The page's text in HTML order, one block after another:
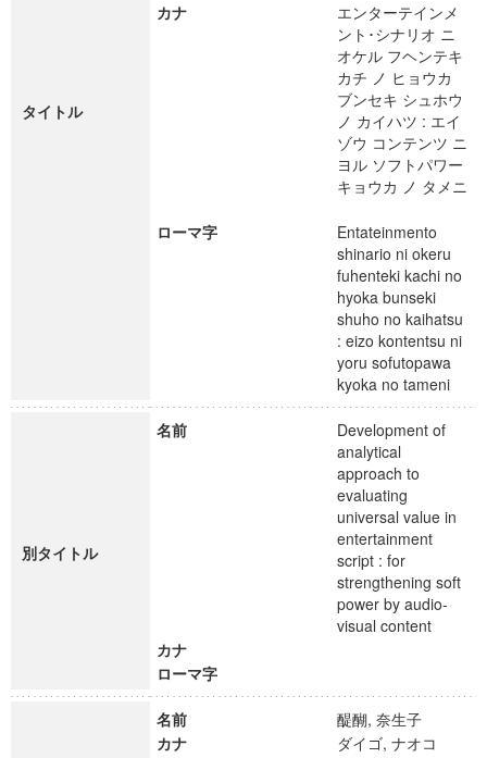
タイトル
カナ
エンターテインメ
ント･シナリオ ニ
オケル フヘンテキ
カチ ノ ヒョウカ
ブンセキ シュホウ
ノ カイハツ : エイ
ゾウ コンテンツ ニ
ヨル ソフトパワー
キョウカ ノ タメニ
ローマ字
Entateinmento
shinario ni okeru
fuhenteki kachi no
hyoka bunseki
shuho no kaihatsu
: eizo kontentsu ni
yoru sofutopawa
kyoka no tameni
別タイトル
名前
Development of
analytical
approach to
evaluating
universal value in
entertainment
script : for
strengthening soft
power by audio-
visual content
カナ
ローマ字
名前
醍醐, 奈生子
カナ
ダイゴ, ナオコ